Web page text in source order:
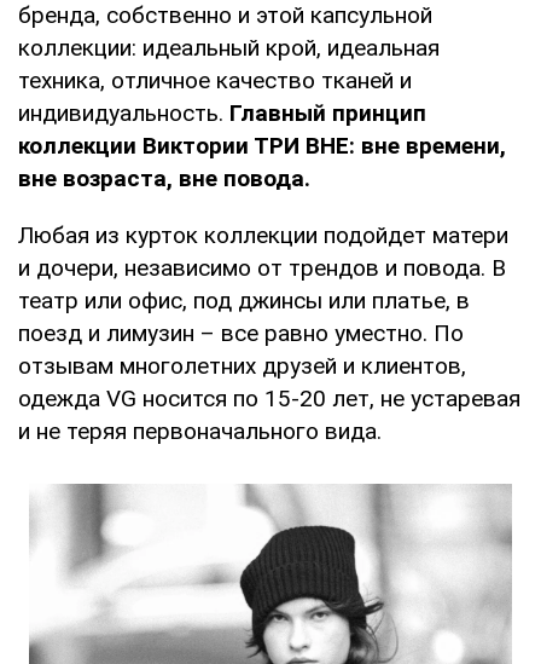
бренда, собственно и этой капсульной
коллекции: идеальный крой, идеальная
техника, отличное качество тканей и
индивидуальность. Главный принцип
коллекции Виктории ТРИ ВНЕ: вне времени,
вне возраста, вне повода.
Любая из курток коллекции подойдет матери
и дочери, независимо от трендов и повода. В
театр или офис, под джинсы или платье, в
поезд и лимузин – все равно уместно. По
отзывам многолетних друзей и клиентов,
одежда VG носится по 15-20 лет, не устаревая
и не теряя первоначального вида.